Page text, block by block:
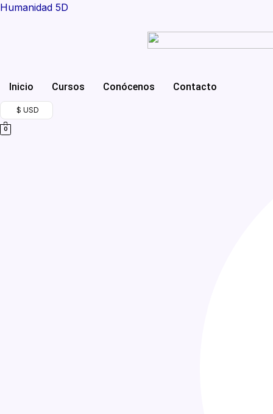
Ir
Humanidad 5D
Inicio Cursos Conócenos Contacto
$ USD
0